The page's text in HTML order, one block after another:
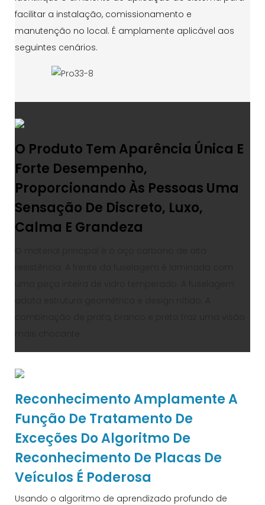
facilitar a instalação, comissionamento e
manutenção no local. É amplamente aplicável aos
seguintes cenários.
O Produto Tem Aparência Única E
Forte Desempenho,
Proporcionando Às Pessoas Uma
Sensação De Discreto, Luxo,
Calma E Grandeza
Reconhecimento Amplamente A
Função De Tratamento De
Exceções Do Algoritmo De
Reconhecimento De Placas De
Veículos É Poderosa
Usando o algoritmo de aprendizado profundo de